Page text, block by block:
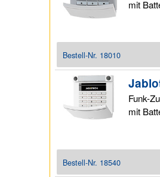
mit
Bestell-Nr. 18010
Funk-
mit
Bestell-Nr. 18540